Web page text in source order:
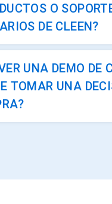
O
DE CLEEN?
UNA DEMO DE
TOMAR UNA